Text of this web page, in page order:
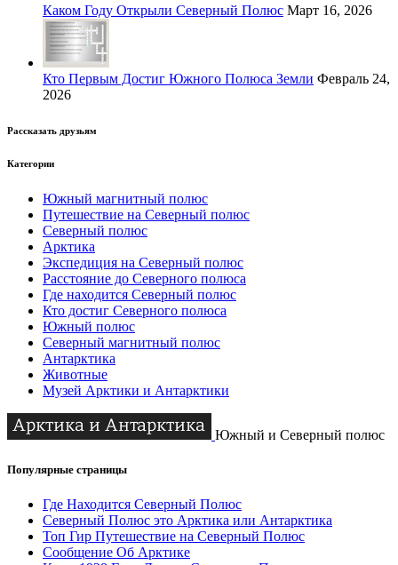
Каком Году Открыли Северный Полюс Март 16, 2026
Кто Первым Достиг Южного Полюса Земли Февраль 24,
2026
Рассказать друзьям
Категории
Южный магнитный полюс
Путешествие на Северный полюс
Северный полюс
Арктика
Экспедиция на Северный полюс
Расстояние до Северного полюса
Где находится Северный полюс
Кто достиг Северного полюса
Южный полюс
Северный магнитный полюс
Антарктика
Животные
Музей Арктики и Антарктики
Южный и Северный полюс
Популярные страницы
Где Находится Северный Полюс
Северный Полюс это Арктика или Антарктика
Топ Гир Путешествие на Северный Полюс
Сообщение Об Арктике